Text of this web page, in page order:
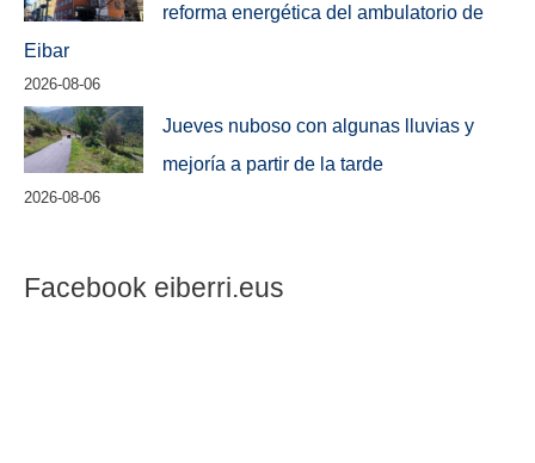
reforma energética del ambulatorio de
Eibar
2026-08-06
Jueves nuboso con algunas lluvias y
mejoría a partir de la tarde
2026-08-06
Facebook eiberri.eus